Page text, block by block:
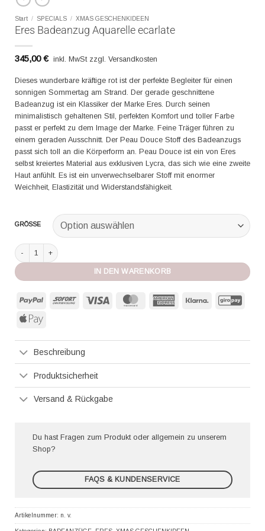
Start / SPECIALS / XMAS GESCHENKIDEEN
Eres Badeanzug Aquarelle ecarlate
345,00€ inkl. MwSt zzgl. Versandkosten
Dieses wunderbare kräftige rot ist der perfekte Begleiter für einen
sonnigen Sommertag am Strand. Der gerade geschnittene
Badeanzug ist ein Klassiker der Marke Eres. Durch seinen
minimalistisch gehaltenen Stil, perfekten Komfort und toller Farbe
passt er perfekt zu dem Image der Marke. Feine Träger führen zu
einem geraden Ausschnitt. Der Peau Douce Stoff des Badeanzugs
passt sich toll an die Körperform an. Peau Douce ist ein von Eres
selbst kreiertes Material aus exklusiven Lycra, das sich wie eine zweite
Haut anfühlt. Es ist ein unverwechselbarer Stoff mit enormer
Weichheit, Elastizität und Widerstandsfähigkeit.
GRÖSSE
Eres Badeanzug Aquarelle ecarlate Menge
IN DEN WARENKORB
PayPal Sofort MasterCard American
Klarna
Apple
Beschreibung
Produktsicherheit
Versand & Rückgabe
Du hast Fragen zum Produkt oder allgemein zu unserem
Shop?
FAQS & KUNDENSERVICE
Artikelnummer: n. v.